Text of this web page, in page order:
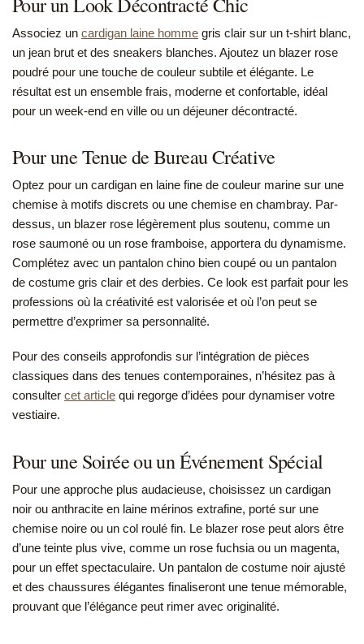
Associez un cardigan laine homme gris clair sur un t-shirt blanc,
un jean brut et des sneakers blanches. Ajoutez un blazer rose
poudré pour une touche de couleur subtile et élégante. Le
résultat est un ensemble frais, moderne et confortable, idéal
pour un week-end en ville ou un déjeuner décontracté.
Pour une Tenue de Bureau Créative
Optez pour un cardigan en laine fine de couleur marine sur une
chemise à motifs discrets ou une chemise en chambray. Par-
dessus, un blazer rose légèrement plus soutenu, comme un
rose saumoné ou un rose framboise, apportera du dynamisme.
Complétez avec un pantalon chino bien coupé ou un pantalon
de costume gris clair et des derbies. Ce look est parfait pour les
professions où la créativité est valorisée et où l’on peut se
permettre d’exprimer sa personnalité.
Pour des conseils approfondis sur l’intégration de pièces
classiques dans des tenues contemporaines, n’hésitez pas à
consulter cet article qui regorge d’idées pour dynamiser votre
vestiaire.
Pour une Soirée ou un Événement Spécial
Pour une approche plus audacieuse, choisissez un cardigan
noir ou anthracite en laine mérinos extrafine, porté sur une
chemise noire ou un col roulé fin. Le blazer rose peut alors être
d’une teinte plus vive, comme un rose fuchsia ou un magenta,
pour un effet spectaculaire. Un pantalon de costume noir ajusté
et des chaussures élégantes finaliseront une tenue mémorable,
prouvant que l’élégance peut rimer avec originalité.